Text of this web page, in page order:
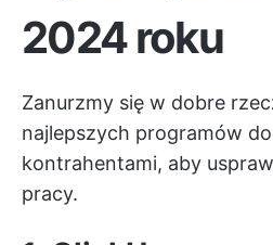
2024 roku
Zanurzmy się w dobre
najlepszych programów
kontrahentami, aby
pracy.